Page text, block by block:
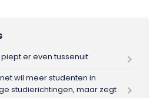
piept er even tussenuit
wil meer studenten in
studierichtingen, maar zegt